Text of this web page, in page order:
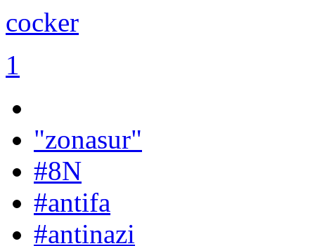
cocker
1
"zonasur"
#8N
#antifa
#antinazi